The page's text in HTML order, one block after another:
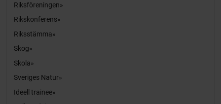
Riksföreningen
Rikskonferens
Riksstämma
Skog
Skola
Sveriges Natur
Ideell trainee